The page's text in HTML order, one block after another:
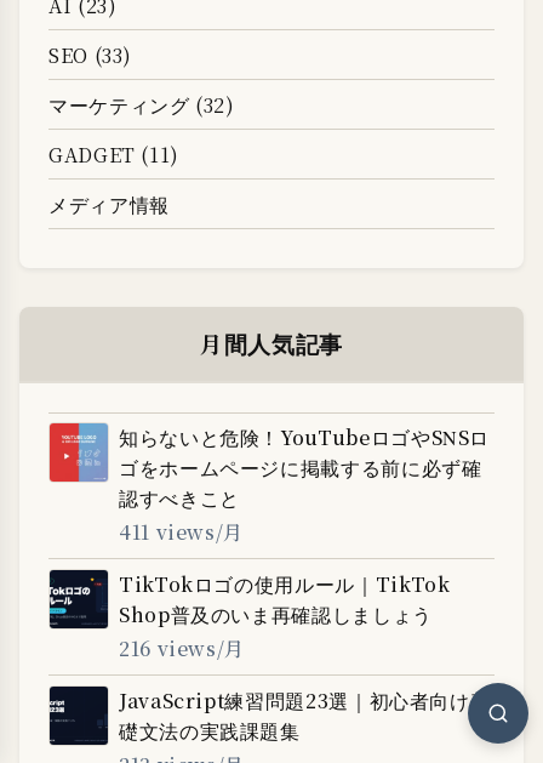
AI (23)
SEO (33)
マーケティング (32)
GADGET (11)
メディア情報
月間人気記事
知らないと危険！YouTubeロゴやSNSロ
ゴをホームページに掲載する前に必ず確
認すべきこと
411 views/月
TikTokロゴの使用ルール｜TikTok
Shop普及のいま再確認しましょう
216 views/月
JavaScript練習問題23選｜初心者向け基
礎文法の実践課題集